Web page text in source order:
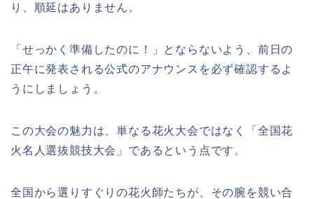
り、順延はありません。
「せっかく準備したのに！」とならないよう、前日の
正午に発表される公式のアナウンスを必ず確認するよ
うにしましょう。
この大会の魅力は、単なる花火大会ではなく「全国花
火名人選抜競技大会」であるという点です。
全国から選りすぐりの花火師たちが、その腕を競い合